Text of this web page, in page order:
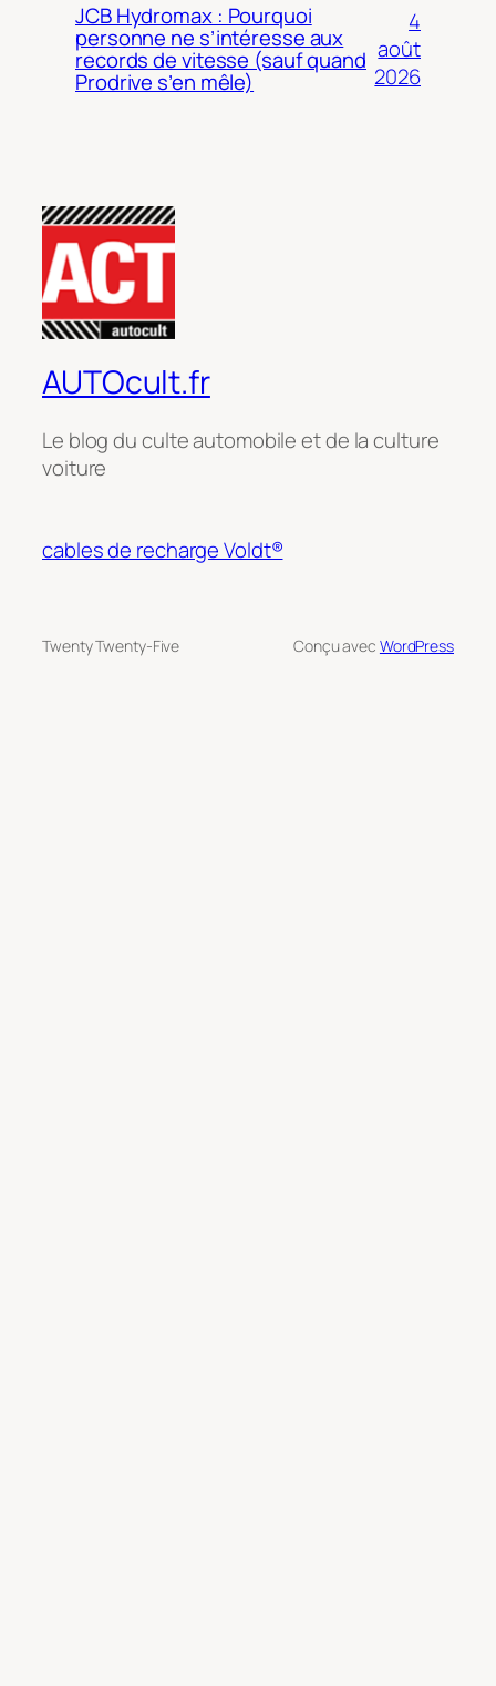
JCB Hydromax : Pourquoi
personne ne s’intéresse aux
records de vitesse (sauf quand
Prodrive s’en mêle)
4
août
2026
AUTOcult.fr
Le blog du culte automobile et de la culture
voiture
cables de recharge Voldt®
Twenty Twenty-Five Conçu avec WordPress